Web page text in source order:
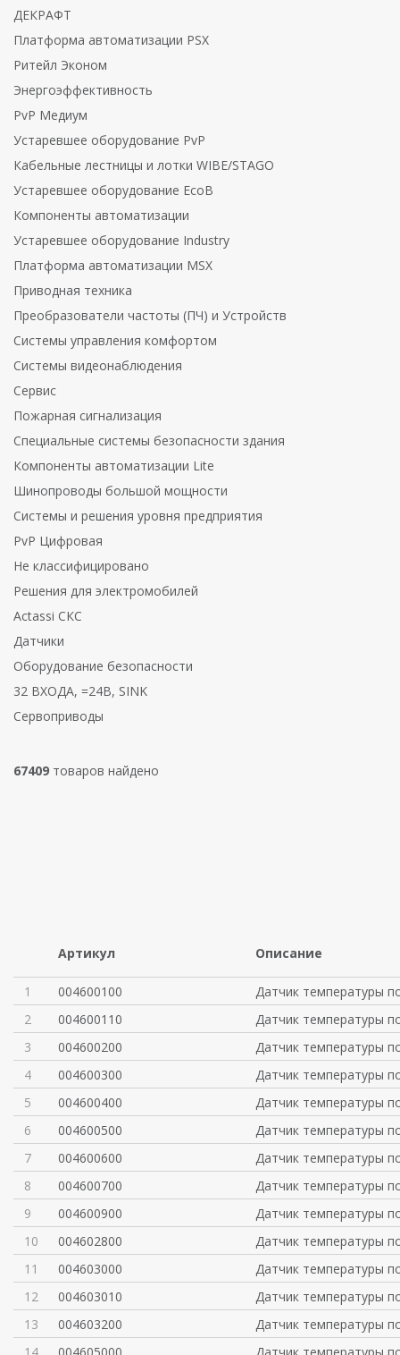
ДЕКРАФТ
Платформа автоматизации PSX
Ритейл Эконом
Энергоэффективность
PvP Медиум
Устаревшее оборудование PvP
Кабельные лестницы и лотки WIBE/STAGO
Устаревшее оборудование EcoB
Компоненты автоматизации
Устаревшее оборудование Industry
Платформа автоматизации MSX
Приводная техника
Преобразователи частоты (ПЧ) и Устройств
Системы управления комфортом
Системы видеонаблюдения
Сервис
Пожарная сигнализация
Специальные системы безопасности здания
Компоненты автоматизации Lite
Шинопроводы большой мощности
Системы и решения уровня предприятия
PvP Цифровая
Не классифицировано
Решения для электромобилей
Actassi СКС
Датчики
Оборудование безопасности
32 ВХОДА, =24В, SINK
Сервоприводы
67409 товаров найдено
Артикул Описание
1 004600100
Датчик температуры
2
004600110
Датчик температуры
3
004600200
Датчик температуры
4
004600300
Датчик температуры
5
004600400
Датчик температуры
6
004600500
Датчик температуры
7
004600600
Датчик температуры
8
004600700
Датчик температуры
9
004600900
Датчик температуры
10
004602800
Датчик температуры
11
004603000
Датчик температуры
12
004603010
Датчик температуры
13
004603200
Датчик температуры